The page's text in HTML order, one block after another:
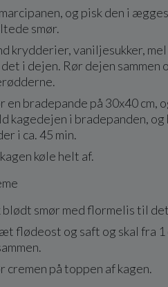
og pisk den i
smør.
krydderier, vaniljesukker,
i dejen. Rør dejen
en bradepande på 30x40 cm,
kagedejen i bradepanden, og
i ca. 45 min.
køle helt af.
blødt smør med flormelis til
flødeost og saft og skal fra 1
cremen på toppen af kagen.